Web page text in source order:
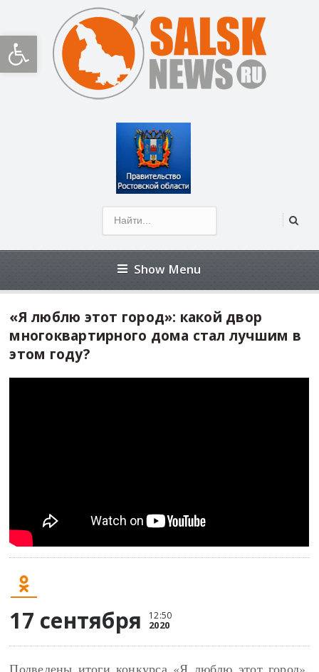
Открыть панель инструментов
Show Menu
«Я люблю этот город»: какой двор
многоквартирного дома стал лучшим в
этом году?
17 сентября 12:50
2020
Подведены итоги конкурса «Я люблю этот город».